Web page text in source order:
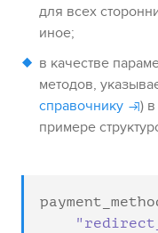
для всех
иное;
в качестве
методов,
справочнику
)
примере